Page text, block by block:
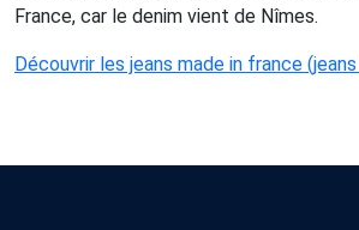
France, car le denim vient de Nîmes.
Découvrir les jeans made in france